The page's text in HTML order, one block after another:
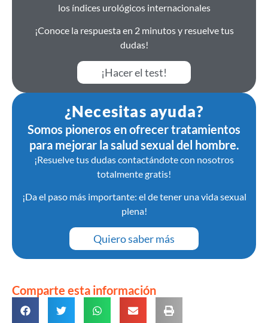
los índices urológicos internacionales
¡Conoce la respuesta en 2 minutos y resuelve tus
dudas!
¡Hacer el test!
¿Necesitas ayuda?
Somos pioneros en ofrecer tratamientos
para mejorar la salud sexual del hombre.
¡Resuelve tus dudas contactándote con nosotros
totalmente gratis!
¡Da el paso más importante: el de tener una vida sexual
plena!
Quiero saber más
Comparte esta información